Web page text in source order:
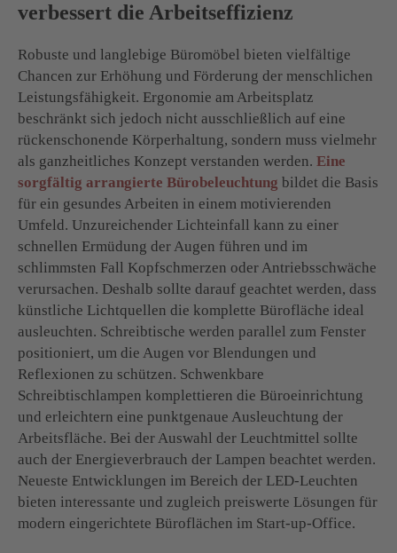
verbessert die Arbeitseffizienz
Robuste und langlebige Büromöbel bieten vielfältige
Chancen zur Erhöhung und Förderung der menschlichen
Leistungsfähigkeit. Ergonomie am Arbeitsplatz
beschränkt sich jedoch nicht ausschließlich auf eine
rückenschonende Körperhaltung, sondern muss vielmehr
als ganzheitliches Konzept verstanden werden. Eine
sorgfältig arrangierte Bürobeleuchtung bildet die Basis
für ein gesundes Arbeiten in einem motivierenden
Umfeld. Unzureichender Lichteinfall kann zu einer
schnellen Ermüdung der Augen führen und im
schlimmsten Fall Kopfschmerzen oder Antriebsschwäche
verursachen. Deshalb sollte darauf geachtet werden, dass
künstliche Lichtquellen die komplette Bürofläche ideal
ausleuchten. Schreibtische werden parallel zum Fenster
positioniert, um die Augen vor Blendungen und
Reflexionen zu schützen. Schwenkbare
Schreibtischlampen komplettieren die Büroeinrichtung
und erleichtern eine punktgenaue Ausleuchtung der
Arbeitsfläche. Bei der Auswahl der Leuchtmittel sollte
auch der Energieverbrauch der Lampen beachtet werden.
Neueste Entwicklungen im Bereich der LED-Leuchten
bieten interessante und zugleich preiswerte Lösungen für
modern eingerichtete Büroflächen im Start-up-Office.